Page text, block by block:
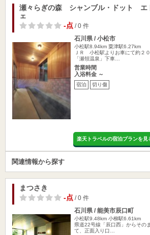
瀬々らぎの森 シャンブル・ドット エ
ェ
-点/ 0 件
石川県 / 小松市
小松駅8.94km 粟津駅6.27km
ＪＲ 小松駅よりお車にて約２
「瀬領温泉」下車…
営業時間
入浴料金 ～
宿泊 切り傷
楽天トラベルの宿泊プランを見
関連情報から探す
まつさき
-点/ 0 件
石川県 / 能美市辰口町
小松駅9.48km 小柳駅6.61km
県道22号線「辰口西」からその
て、正面入り口…